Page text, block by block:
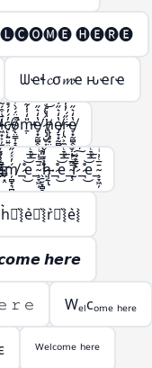
🅗🅔🅡🅔
ᗯҽɬ𝓬σ𝓶ҽ ԋҽɾҽ
̷̢̡̺̥͎̝͈̬͈̳̈́̔͑͝h̸̵̢̢̥̟̤̜̺̳̣̔͑̊̇̀̏̈́̍̋̄̃̔̋̍̿̀͒͝ͅe̸̷̡̞͙̰̻̭̖̭͓̫̭̱̬̔̒͛̋͐̏͊͜͠͝ŗ̷̵̢̤͕̼̣̈̋́̓̾̄̿̃̔̋̍̿̀͒͜͜͝e̸̞͙̰̻̭̖̭͓̫̔̒͛̋͜
̖̱̮͙̻̞̦̙̝͖ͫ̿̎͊̀̇͡͠͝h̷̸̢̝͕̥̗̜̹̠͉̗ͮ̒̌͆͑͌̀͆̀̇ͦ͒̓́̋̓ͮ̾ͭ̆̇͢͟͞͡ͅ_̶̷̧̢͉̠̘̹̼͚̣͇͍̊ͪͨ̊̈́ͩ̎͆̔ͨ̊͐ͣ̈̀͐ͫ͜͝͞͠ͅe_̴̧̢̞͖̦͉̲̬̤͙̪͎̣̰̱̘̯̜̭̖̲̄̅ͭ͗ͥ͒ͫ̃ͪ͒̓ͦ̓͒̎͂̌͌̾̀̄͊ͫ͘͘͢͜͜r̴̷̨̨̢̢̫̯͇̙̱̫͇͇͎̒ͩ̓́̈ͥ͗̓ͤ̊́͒ͬ̓̀́̋̓ͮ̾ͭ̆̇̕͜͠͡ͅ_̶̷̧̢͉̠̘̹̼͚̣͇͍̊ͪͨ̊̈́ͩ̎͆̔ͨ̊͐ͣ̈̀͐ͫ͜͝͞͠ͅe_̴̧̞͖̦̄̅ͭ͗ͥ
𝙝𝙚𝙧𝙚
𝚛 𝚎 Wₑₗcₒₘₑ ₕₑᵣₑ
ᵂᵉˡᶜᵒᵐᵉ ʰᵉʳᵉ